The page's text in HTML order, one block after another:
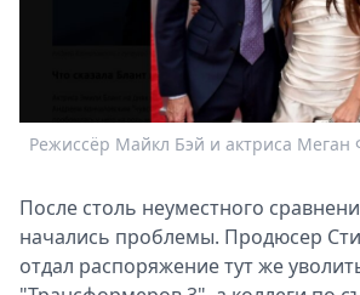
Режиссёр Майкл Бэй и актриса Меган
После столь неуместного
начались проблемы. Продюсер
отдал распоряжение тут же